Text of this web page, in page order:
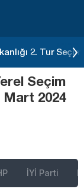
2. Tur
Seçim
Mart 2024
İYİ Parti